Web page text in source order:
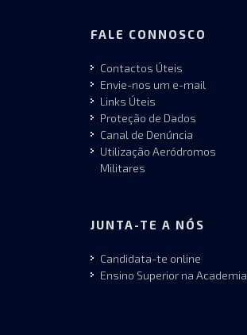
FALE CONNOSCO
Contactos Úteis
Envie-nos um e-mail
Links Úteis
Proteção de Dados
Canal de Denúncia
Utilização Aeródromos
Militares
JUNTA-TE A NÓS
Candidata-te online
Ensino Superior na Academia